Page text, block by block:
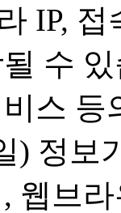
IP,
수
스 등
) 정보
웹브